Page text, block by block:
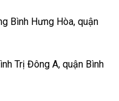
Bình Hưng Hòa, quận
Trị Đông A, quận Bình